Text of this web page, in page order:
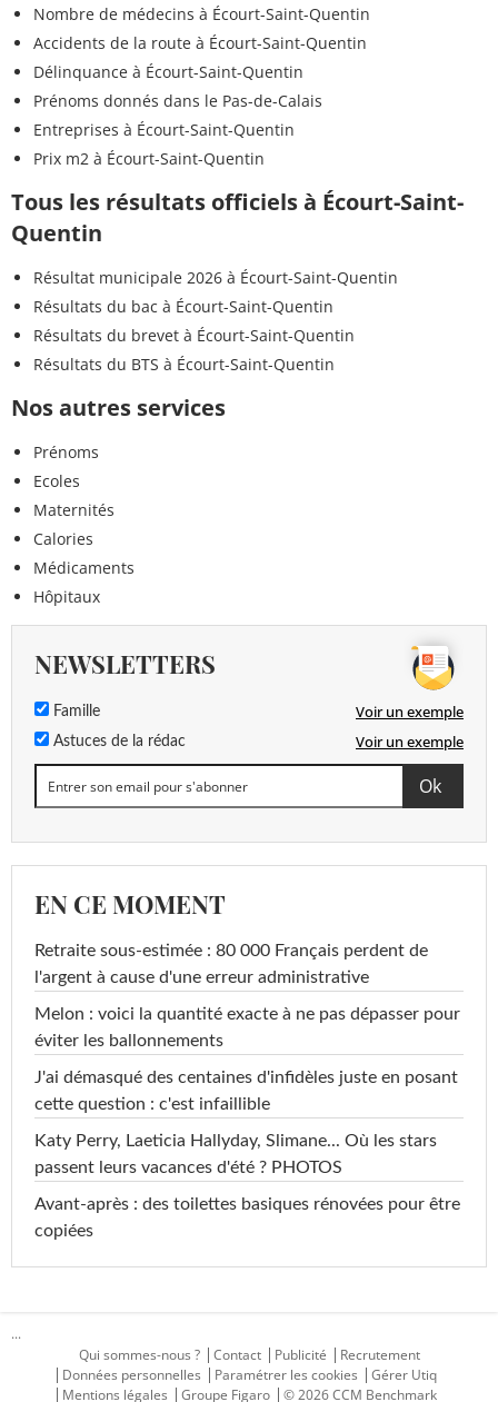
Nombre de médecins à Écourt-Saint-Quentin
Accidents de la route à Écourt-Saint-Quentin
Délinquance à Écourt-Saint-Quentin
Prénoms donnés dans le Pas-de-Calais
Entreprises à Écourt-Saint-Quentin
Prix m2 à Écourt-Saint-Quentin
Tous les résultats officiels à Écourt-Saint-
Quentin
Résultat municipale 2026 à Écourt-Saint-Quentin
Résultats du bac à Écourt-Saint-Quentin
Résultats du brevet à Écourt-Saint-Quentin
Résultats du BTS à Écourt-Saint-Quentin
Nos autres services
Prénoms
Ecoles
Maternités
Calories
Médicaments
Hôpitaux
NEWSLETTERS
Famille Voir un exemple
Astuces de la rédac Voir un exemple
EN CE MOMENT
Retraite sous-estimée : 80 000 Français perdent de
l'argent à cause d'une erreur administrative
Melon : voici la quantité exacte à ne pas dépasser pour
éviter les ballonnements
J'ai démasqué des centaines d'infidèles juste en posant
cette question : c'est infaillible
Katy Perry, Laeticia Hallyday, Slimane... Où les stars
passent leurs vacances d'été ? PHOTOS
Avant-après : des toilettes basiques rénovées pour être
copiées
...
Qui sommes-nous ?
Contact Publicité
Recrutement
Données personnelles
Paramétrer les cookies
Gérer Utiq
Mentions légales
Groupe Figaro © 2026 CCM Benchmark